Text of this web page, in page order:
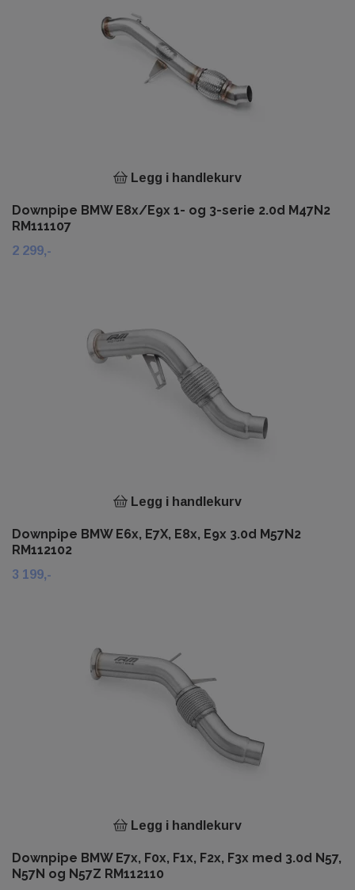
Legg i handlekurv
Downpipe BMW E8x/E9x 1- og 3-serie 2.0d M47N2
RM111107
2 299,-
Legg i handlekurv
Downpipe BMW E6x, E7X, E8x, E9x 3.0d M57N2
RM112102
3 199,-
Legg i handlekurv
Downpipe BMW E7x, F0x, F1x, F2x, F3x med 3.0d N57,
N57N og N57Z RM112110